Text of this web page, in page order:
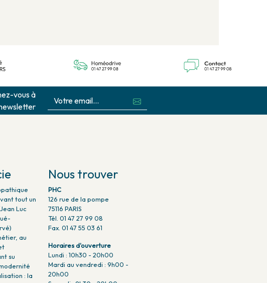
vous à
tout un
Luc
au
su
: la
Nous trouver
PHC
126 rue de la pompe
75116 PARIS
Tél. 01 47 27 99 08
Fax. 01 47 55 03 61
Horaires d'ouverture
Lundi : 10h30 - 20h00
Mardi au vendredi : 9h00 -
20h00